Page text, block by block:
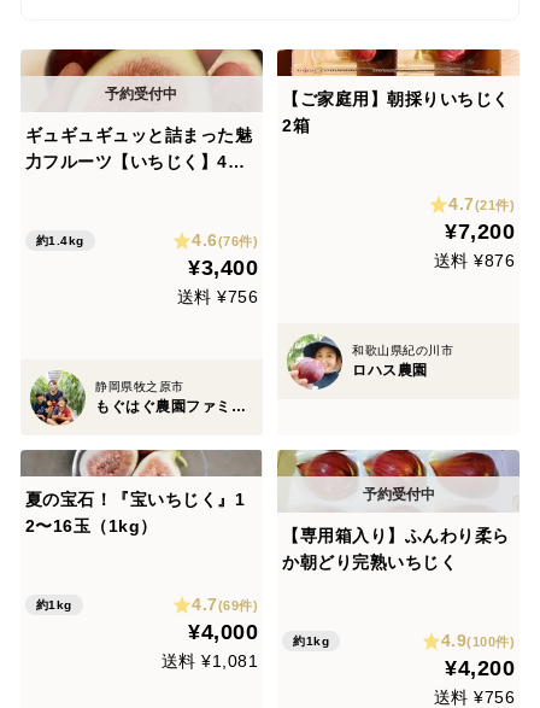
ギュギュギュッと詰まった魅
力フルーツ【いちじく】4パ
約1.4kg 4.6(76件)
¥3,400
送料 ¥756
静岡県牧之原市
もぐはぐ農園ファミリー
【ご家庭用】朝採りいちじく
2箱
4.7(21件)
¥7,200
送料 ¥876
和歌山県紀の川市
ロハス農園
夏の宝石！『宝いちじく』1
2〜16玉（1kg）
約1kg 4.7(69件)
¥4,000
送料 ¥1,081
【専用箱入り】ふんわり柔ら
か朝どり完熟いちじく
約1kg 4.9(100件)
¥4,200
送料 ¥756